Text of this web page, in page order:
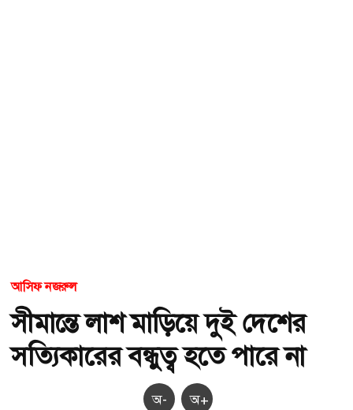
আসিফ নজরুল
সীমান্তে লাশ মাড়িয়ে দুই দেশের
সত্যিকারের বন্ধুত্ব হতে পারে না
অ- অ+